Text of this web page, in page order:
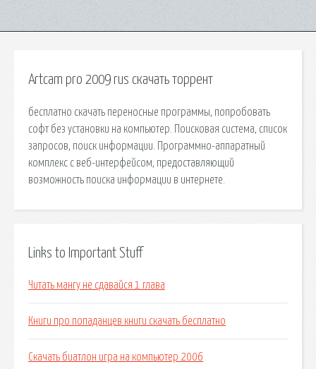
Artcam pro 2009 rus скачать торрент
бесплатно скачать переносные программы, попробовать
софт без установки на компьютер. Поисковая сиcтема, список
запросов, поиск информации. Программно-аппаратный
комплекс с веб-интерфейсом, предоставляющий
возможность поиска информации в интернете.
Links to Important Stuff
Читать мангу не сдавайся 1 глава
Книги про попаданцев книги скачать бесплатно
Скачать биатлон игра на компьютер 2006